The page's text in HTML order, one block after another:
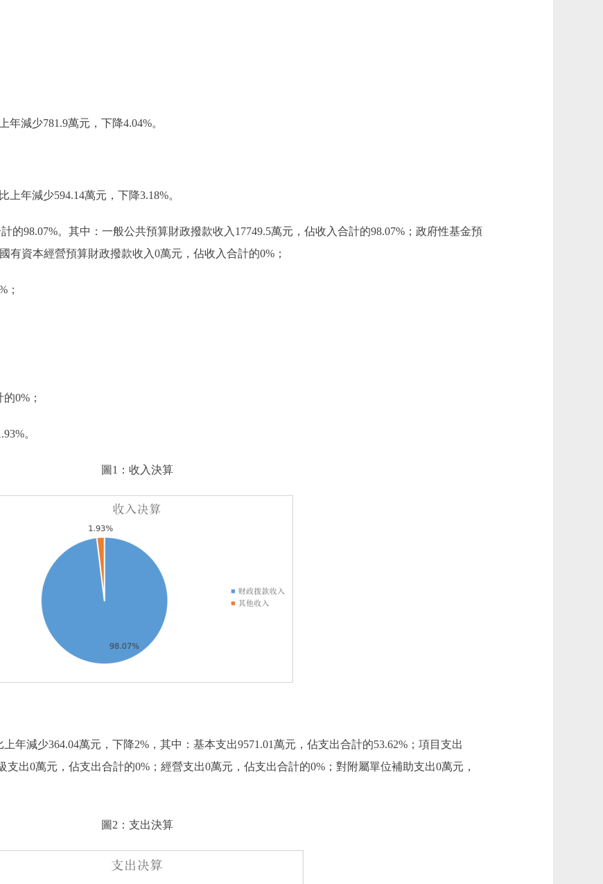
年減少781.9萬元，下降4.04%。
上年減少594.14萬元，下降3.18%。
的98.07%。其中：一般公共預算財政撥款收入17749.5萬元，佔收入合計的98.07%；政府性基金預
有資本經營預算財政撥款收入0萬元，佔收入合計的0%；
；
0%；
。
圖1：收入決算
年減少364.04萬元，下降2%，其中：基本支出9571.01萬元，佔支出合計的53.62%；項目支出
支出0萬元，佔支出合計的0%；經營支出0萬元，佔支出合計的0%；對附屬單位補助支出0萬元，
圖2：支出決算